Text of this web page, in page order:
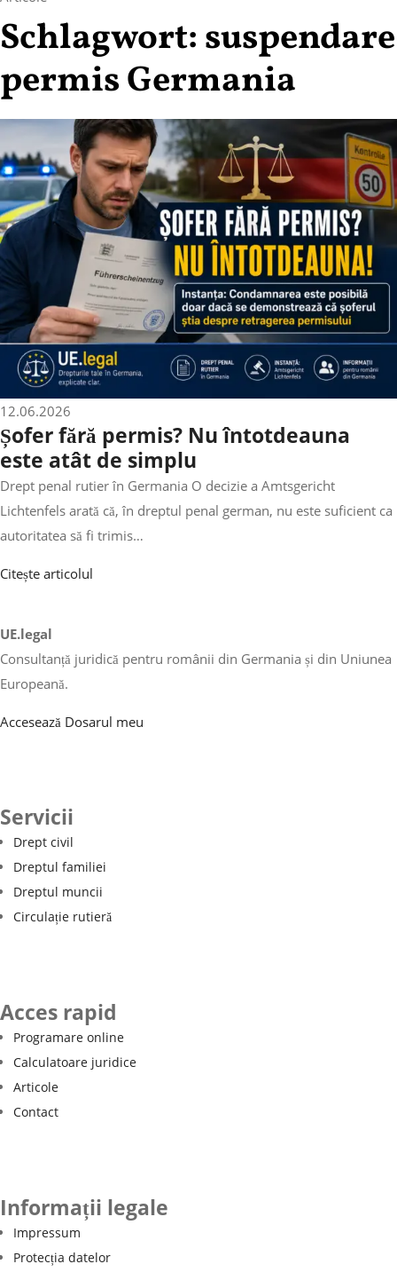
Schlagwort:suspendare
permis Germania
12.06.2026
Șofer fără permis? Nu întotdeauna
este atât de simplu
Drept penal rutier în Germania O decizie a Amtsgericht
Lichtenfels arată că, în dreptul penal german, nu este suficient ca
autoritatea să fi trimis…
Citește articolul
UE.legal
Consultanță juridică pentru românii din Germania și din Uniunea
Europeană.
Accesează Dosarul meu
Servicii
Drept civil
Dreptul familiei
Dreptul muncii
Circulație rutieră
Acces rapid
Programare online
Calculatoare juridice
Articole
Contact
Informații legale
Impressum
Protecția datelor